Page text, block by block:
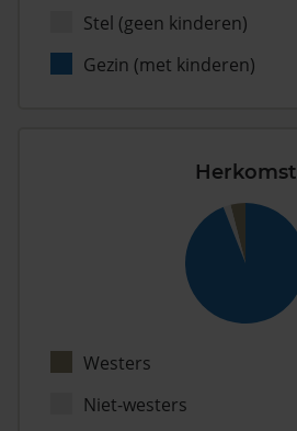
Stel (geen kinderen)
Gezin (met kinderen)
Herkomst
Westers
Niet-westers